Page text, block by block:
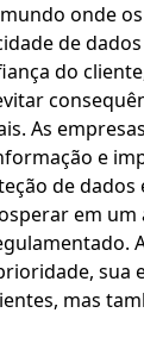
onde
de
do
As
e
de
em um
sua
mas